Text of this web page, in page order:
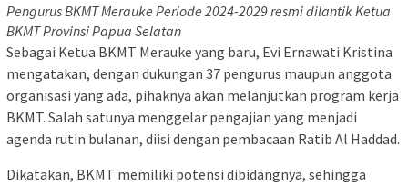
Pengurus BKMT Merauke Periode 2024-2029 resmi dilantik Ketua
BKMT Provinsi Papua Selatan
Sebagai Ketua BKMT Merauke yang baru, Evi Ernawati Kristina
mengatakan, dengan dukungan 37 pengurus maupun anggota
organisasi yang ada, pihaknya akan melanjutkan program kerja
BKMT. Salah satunya menggelar pengajian yang menjadi
agenda rutin bulanan, diisi dengan pembacaan Ratib Al Haddad.
Dikatakan, BKMT memiliki potensi dibidangnya, sehingga